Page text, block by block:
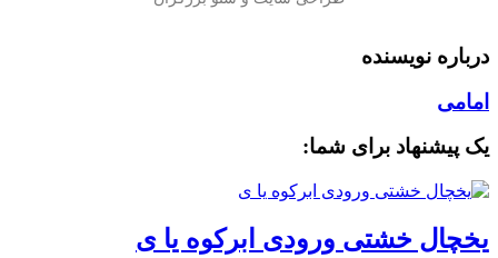
درباره نویسنده
امامی
یک پیشنهاد برای شما:
یخچال خشتی ورودی ابرکوه یا ی